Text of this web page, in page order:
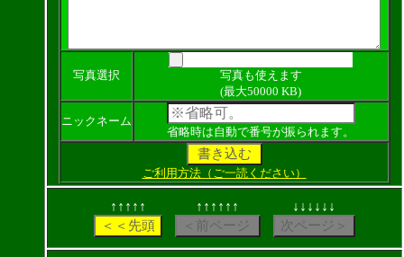
写真選択
写真も使えます
(最大50000 KB)
ニックネーム
省略時は自動で番号が振られます。
ご利用方法（ご一読ください）
↑↑↑↑↑ ↑↑↑↑↑↑ ↓↓↓↓↓↓